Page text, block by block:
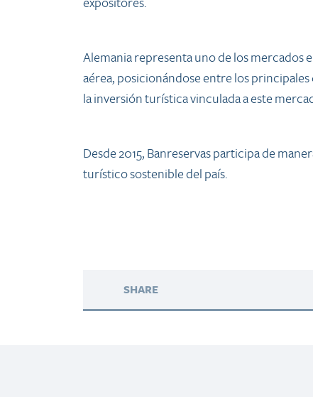
expositores.
Alemania representa uno de los mercados
aérea, posicionándose entre los
la inversión turística vinculada a este
Desde 2015, Banreservas participa de
turístico sostenible del país.
SHARE